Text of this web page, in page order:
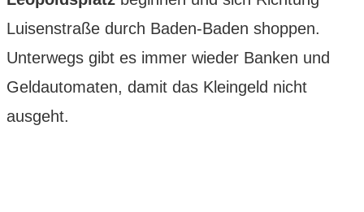
Luisenstraße durch Baden-Baden shoppen.
Unterwegs gibt es immer wieder Banken und
Geldautomaten, damit das Kleingeld nicht
ausgeht.